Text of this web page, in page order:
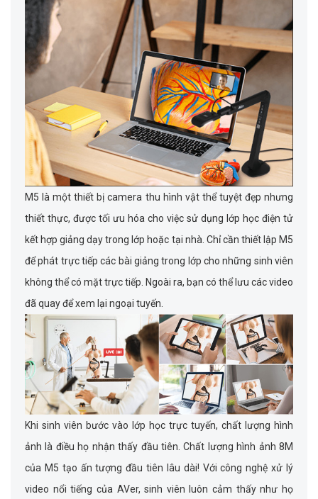
M5 là một thiết bị camera thu hình vật thể tuyệt đẹp nhưng
thiết thực, được tối ưu hóa cho việc sử dụng lớp học điện tử
kết hợp giảng dạy trong lớp hoặc tại nhà. Chỉ cần thiết lập M5
để phát trực tiếp các bài giảng trong lớp cho những sinh viên
không thể có mặt trực tiếp. Ngoài ra, bạn có thể lưu các video
đã quay để xem lại ngoại tuyến.
Khi sinh viên bước vào lớp học trực tuyến, chất lượng hình
ảnh là điều họ nhận thấy đầu tiên. Chất lượng hình ảnh 8M
của M5 tạo ấn tượng đầu tiên lâu dài! Với công nghệ xử lý
video nổi tiếng của AVer, sinh viên luôn cảm thấy như họ